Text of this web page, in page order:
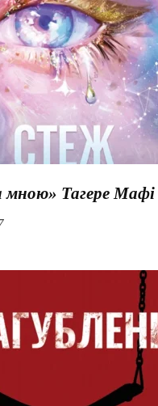
Тагере Мафі